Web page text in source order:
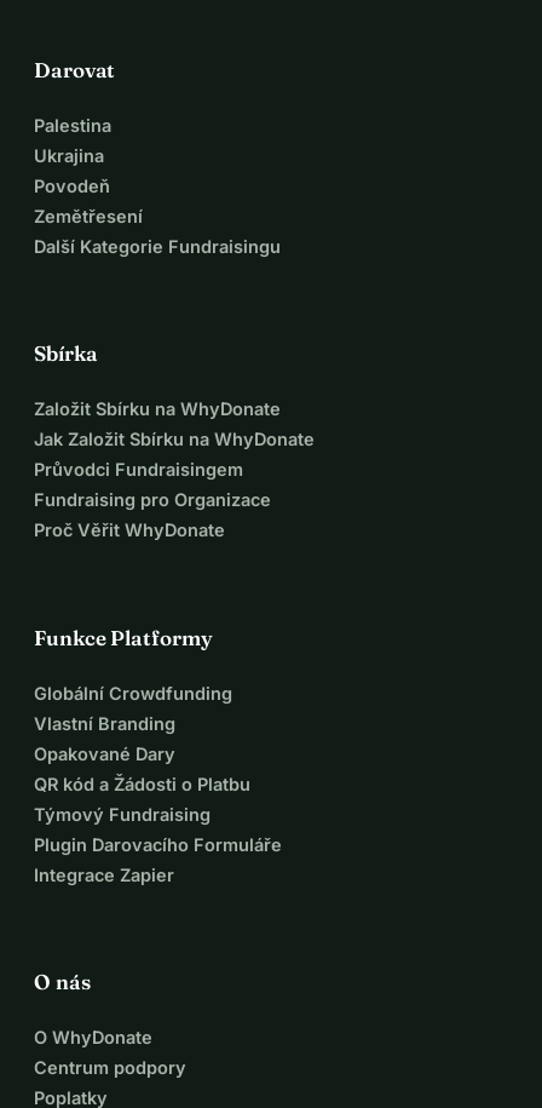
Darovat
Palestina
Ukrajina
Povodeň
Zemětřesení
Další Kategorie Fundraisingu
Sbírka
Založit Sbírku na WhyDonate
Jak Založit Sbírku na WhyDonate
Průvodci Fundraisingem
Fundraising pro Organizace
Proč Věřit WhyDonate
Funkce Platformy
Globální Crowdfunding
Vlastní Branding
Opakované Dary
QR kód a Žádosti o Platbu
Týmový Fundraising
Plugin Darovacího Formuláře
Integrace Zapier
O nás
O WhyDonate
Centrum podpory
Poplatky